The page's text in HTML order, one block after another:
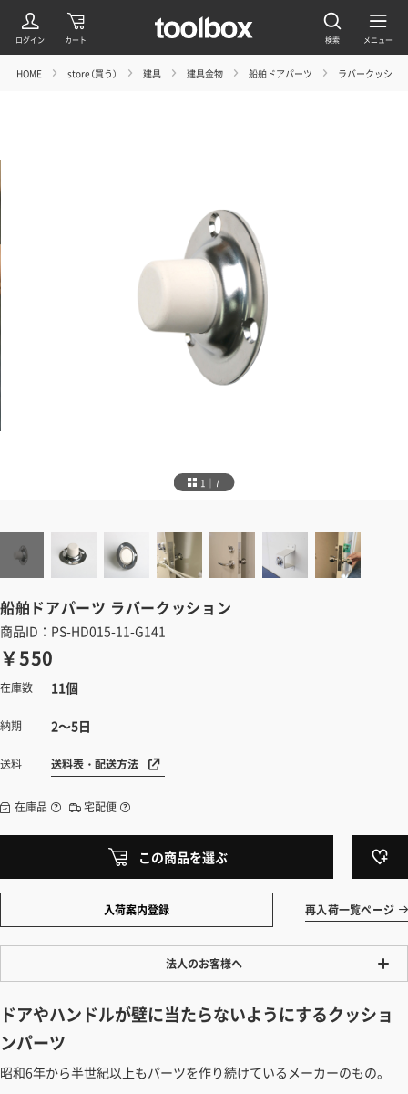
HOME store（買う） 建具 建具金物 船舶ドアパーツ ラバークッショ
1｜7
船舶ドアパーツ ラバークッション
商品ID：PS-HD015-11-G141
￥550
在庫数 11個
納期 2～5日
送料 送料表・配送方法
在庫品 宅配便
この商品を選ぶ
入荷案内登録 再入荷一覧ページ
法人のお客様へ
ワンプライス販売
法人・個人様いずれも全て一律の価格で販売しております。法人/個人
事業主様には「請求書払い」も対応しています。
「請求書払い」の詳細はこちら
ドアやハンドルが壁に当たらないようにするクッショ
ンパーツ
昭和6年から半世紀以上もパーツを作り続けているメーカーのもの。